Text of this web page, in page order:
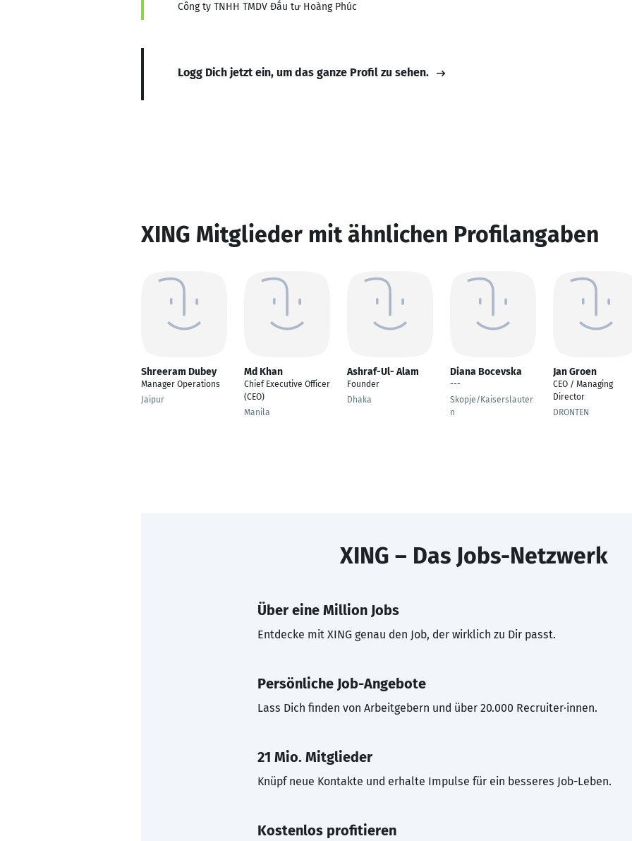
Công ty TNHH TMDV Đầu tư Hoàng Phúc
Logg Dich jetzt ein, um das ganze Profil zu sehen.
XING Mitglieder mit ähnlichen Profilangaben
Shreeram Dubey
Manager Operations
Jaipur
Md Khan
Chief Executive Officer
(CEO)
Manila
Ashraf-Ul- Alam
Founder
Dhaka
Diana Bocevska
---
Skopje/Kaiserslauter
n
Jan Groen
CEO / Managing
Director
DRONTEN
XING – Das Jobs-Netzwerk
Über eine Million Jobs
Entdecke mit XING genau den Job, der wirklich zu Dir passt.
Persönliche Job-Angebote
Lass Dich finden von Arbeitgebern und über 20.000 Recruiter·innen.
21 Mio. Mitglieder
Knüpf neue Kontakte und erhalte Impulse für ein besseres Job-Leben.
Kostenlos profitieren